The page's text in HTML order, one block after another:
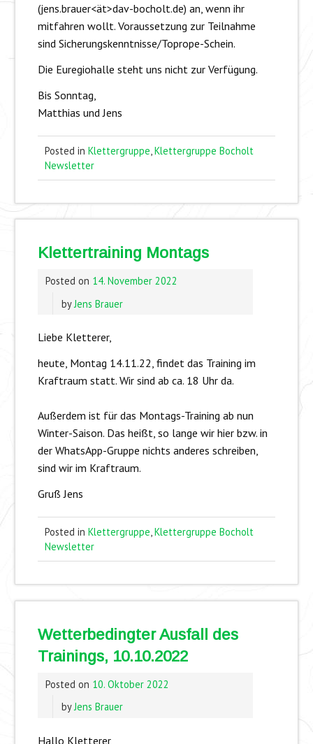
(jens.brauer<ät>dav-bocholt.de) an, wenn ihr
mitfahren wollt. Voraussetzung zur Teilnahme
sind Sicherungskenntnisse/Toprope-Schein.
Die Euregiohalle steht uns nicht zur Verfügung.
Bis Sonntag,
Matthias und Jens
Posted in Klettergruppe Klettergruppe Bocholt
Newsletter
Klettertraining Montags
Posted on 14. November 2022
byJens Brauer
Liebe Kletterer,
heute, Montag 14.11.22, findet das Training im
Kraftraum statt. Wir sind ab ca. 18 Uhr da.
Außerdem ist für das Montags-Training ab nun
Winter-Saison. Das heißt, so lange wir hier bzw. in
der WhatsApp-Gruppe nichts anderes schreiben,
sind wir im Kraftraum.
Gruß Jens
Posted in Klettergruppe,Klettergruppe Bocholt
Newsletter
Wetterbedingter Ausfall des
Trainings, 10.10.2022
Posted on 10. Oktober 2022
byJens Brauer
Hallo Kletterer,